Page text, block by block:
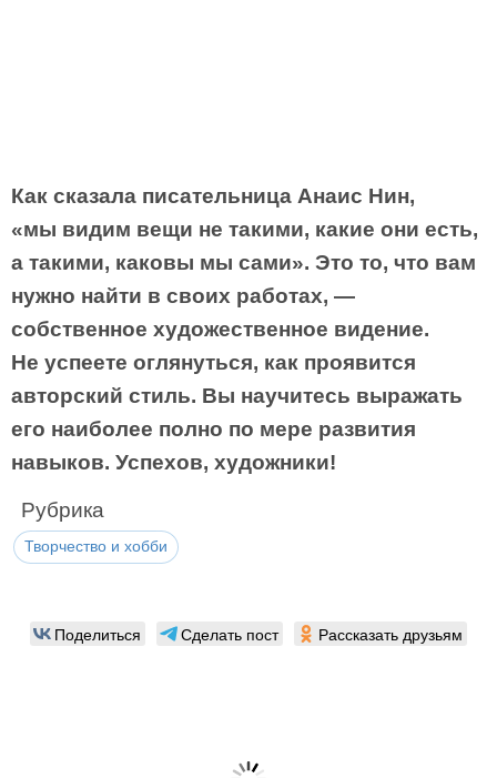
Как сказала писательница Анаис Нин,
«мы видим вещи не такими, какие они есть,
а такими, каковы мы сами». Это то, что вам
нужно найти в своих работах, —
собственное художественное видение.
Не успеете оглянуться, как проявится
авторский стиль. Вы научитесь выражать
его наиболее полно по мере развития
навыков. Успехов, художники!
Рубрика
Творчество и хобби
Поделиться Сделать пост Рассказать друзьям